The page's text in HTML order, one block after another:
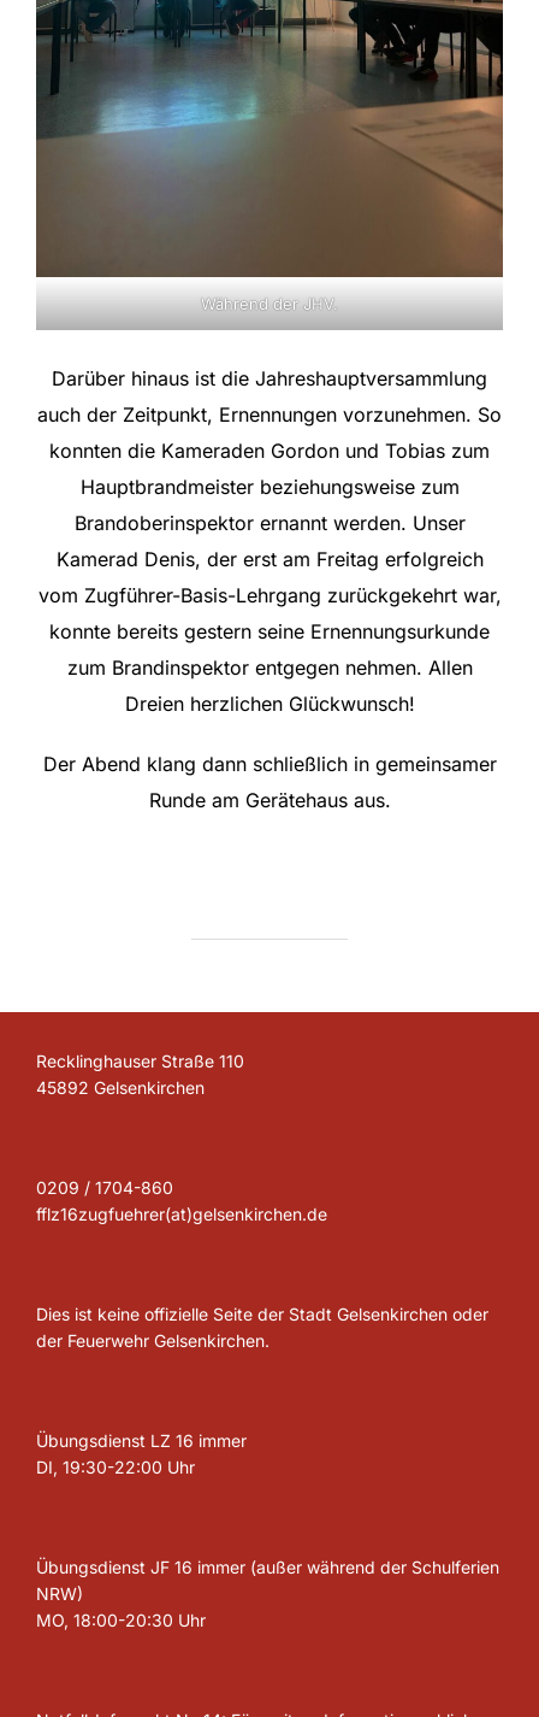
Während der JHV.
Darüber hinaus ist die Jahreshauptversammlung
auch der Zeitpunkt, Ernennungen vorzunehmen. So
konnten die Kameraden Gordon und Tobias zum
Hauptbrandmeister beziehungsweise zum
Brandoberinspektor ernannt werden. Unser
Kamerad Denis, der erst am Freitag erfolgreich
vom Zugführer-Basis-Lehrgang zurückgekehrt war,
konnte bereits gestern seine Ernennungsurkunde
zum Brandinspektor entgegen nehmen. Allen
Dreien herzlichen Glückwunsch!
Der Abend klang dann schließlich in gemeinsamer
Runde am Gerätehaus aus.
Recklinghauser Straße 110
45892 Gelsenkirchen
0209 / 1704-860
fflz16zugfuehrer(at)gelsenkirchen.de
Dies ist keine offizielle Seite der Stadt Gelsenkirchen oder
der Feuerwehr Gelsenkirchen.
Übungsdienst LZ 16 immer
DI, 19:30-22:00 Uhr
Übungsdienst JF 16 immer (außer während der Schulferien
NRW)
MO, 18:00-20:30 Uhr